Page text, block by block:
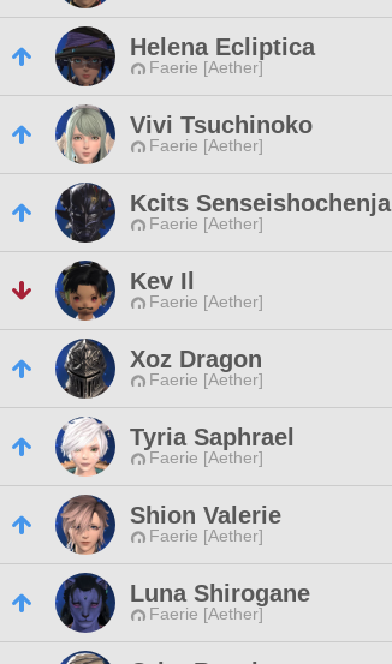
Helena Ecliptica
Faerie [Aether]
Vivi Tsuchinoko
Faerie [Aether]
Kcits Senseishochenja
Faerie [Aether]
Kev Il
Faerie [Aether]
Xoz Dragon
Faerie [Aether]
Tyria Saphrael
Faerie [Aether]
Shion Valerie
Faerie [Aether]
Luna Shirogane
Faerie [Aether]